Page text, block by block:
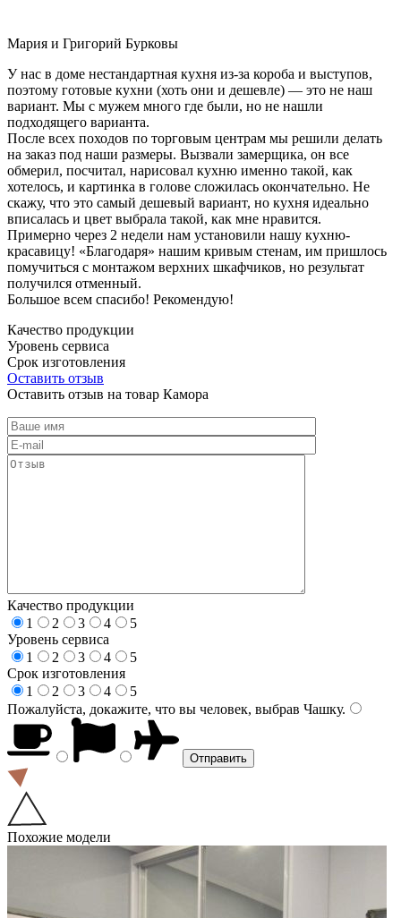
Мария и Григорий Бурковы
У нас в доме нестандартная кухня из-за короба и выступов,
поэтому готовые кухни (хоть они и дешевле) — это не наш
вариант. Мы с мужем много где были, но не нашли
подходящего варианта.
После всех походов по торговым центрам мы решили делать
на заказ под наши размеры. Вызвали замерщика, он все
обмерил, посчитал, нарисовал кухню именно такой, как
хотелось, и картинка в голове сложилась окончательно. Не
скажу, что это самый дешевый вариант, но кухня идеально
вписалась и цвет выбрала такой, как мне нравится.
Примерно через 2 недели нам установили нашу кухню-
красавицу! «Благодаря» нашим кривым стенам, им пришлось
помучиться с монтажом верхних шкафчиков, но результат
получился отменный.
Большое всем спасибо! Рекомендую!
Качество продукции
Уровень сервиса
Срок изготовления
Оставить отзыв
Оставить отзыв на товар Камора
Качество продукции
1
2 3 4
5
Уровень сервиса
1
2 3 4
5
Срок изготовления
1
2 3 4
5
Пожалуйста, докажите, что вы человек, выбрав Чашку.
Похожие модели